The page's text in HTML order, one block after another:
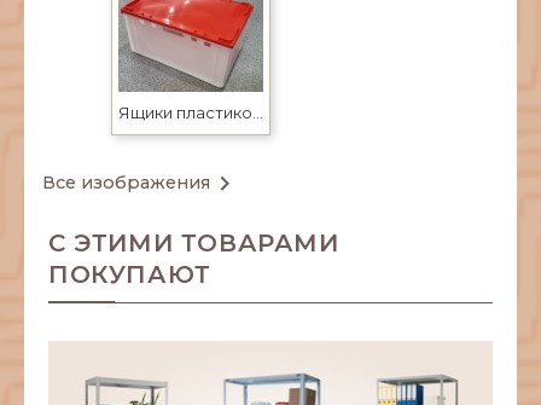
Все изображения 
С ЭТИМИ ТОВАРАМИ
ПОКУПАЮТ